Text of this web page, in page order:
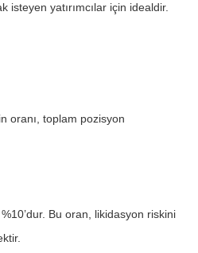
isteyen yatırımcılar için idealdir.
oranı, toplam pozisyon
Bu oran, likidasyon riskini